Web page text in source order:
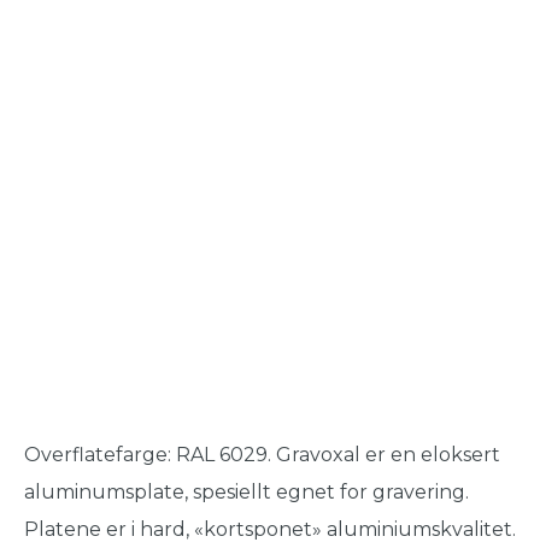
Overflatefarge: RAL 6029. Gravoxal er en eloksert
aluminumsplate, spesiellt egnet for gravering.
Platene er i hard, «kortsponet» aluminiumskvalitet.